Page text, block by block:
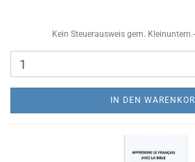
Kein Steuerausweis gem.
IN DEN